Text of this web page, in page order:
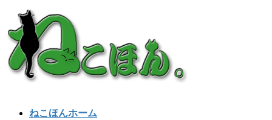
ン
テ
ン
ツ
ビ
ゲ
ー
シ
ねこほんホーム